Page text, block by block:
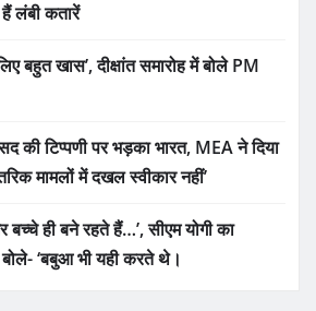
लंबी कतारें
बहुत खास’, दीक्षांत समारोह में बोले PM
की टिप्पणी पर भड़का भारत, MEA ने दिया
मामलों में दखल स्वीकार नहीं’
बच्चे ही बने रहते हैं…’, सीएम योगी का
‘बबुआ भी यही करते थे।